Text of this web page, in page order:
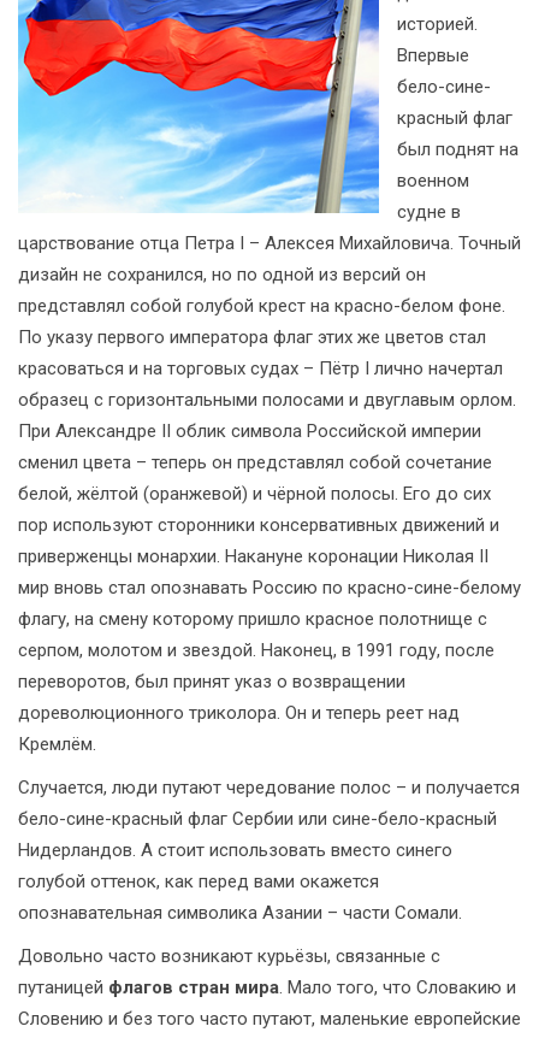
историей.
Впервые
бело-сине-
красный флаг
был поднят на
военном
судне в
царствование отца Петра I – Алексея Михайловича. Точный
дизайн не сохранился, но по одной из версий он
представлял собой голубой крест на красно-белом фоне.
По указу первого императора флаг этих же цветов стал
красоваться и на торговых судах – Пётр I лично начертал
образец с горизонтальными полосами и двуглавым орлом.
При Александре II облик символа Российской империи
сменил цвета – теперь он представлял собой сочетание
белой, жёлтой (оранжевой) и чёрной полосы. Его до сих
пор используют сторонники консервативных движений и
приверженцы монархии. Накануне коронации Николая II
мир вновь стал опознавать Россию по красно-сине-белому
флагу, на смену которому пришло красное полотнище с
серпом, молотом и звездой. Наконец, в 1991 году, после
переворотов, был принят указ о возвращении
дореволюционного триколора. Он и теперь реет над
Кремлём.
Случается, люди путают чередование полос – и получается
бело-сине-красный флаг Сербии или сине-бело-красный
Нидерландов. А стоит использовать вместо синего
голубой оттенок, как перед вами окажется
опознавательная символика Азании – части Сомали.
Довольно часто возникают курьёзы, связанные с
путаницей флагов стран мира. Мало того, что Словакию и
Словению и без того часто путают, маленькие европейские